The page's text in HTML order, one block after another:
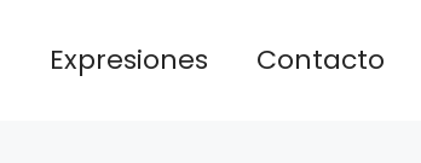
Expresiones Contacto